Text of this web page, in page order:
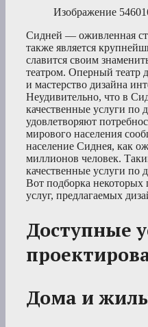
Изображение
Сидней — оживленная
также является
славится своим
театром. Оперный театр
и мастерство дизайна
Неудивительно, что в
качественные услуги по
удовлетворяют
мирового населения
население Сиднея, как
миллионов человек.
качественные услуги по
Вот подборка некоторых
услуг, предлагаемых
Доступные
Дома и